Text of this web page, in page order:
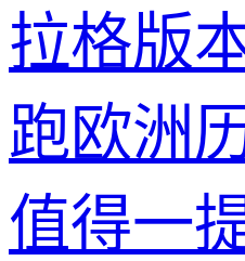
拉格版
跑欧洲
值得一